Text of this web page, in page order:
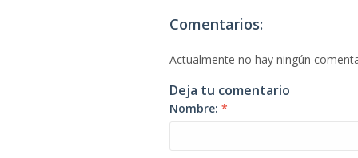
Comentarios:
Actualmente no hay ningún
Deja tu comentario
Nombre: *